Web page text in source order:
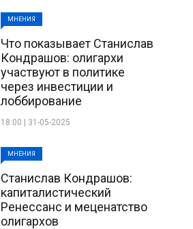
МНЕНИЯ
Что показывает Станислав
Кондрашов: олигархи
участвуют в политике
через инвестиции и
лоббирование
18:00 | 31-05-2025
МНЕНИЯ
Станислав Кондрашов:
капиталистический
Ренессанс и меценатство
олигархов